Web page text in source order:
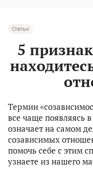
Статьи
5
Термин
все чаще появляясь
означает на самом
созависимых
помочь себе с этим
узнаете из нашего